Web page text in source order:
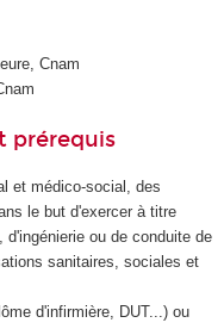
Cnam
prérequis
et médico-social, des
le but d'exercer à titre
ou de conduite de
sanitaires, sociales et
d'infirmière, DUT...) ou